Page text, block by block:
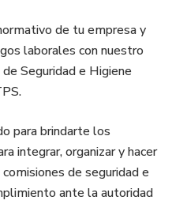
de tu empresa y
laborales con nuestro
Seguridad e Higiene
para brindarte los
integrar, organizar y hacer
de seguridad e
ante la autoridad